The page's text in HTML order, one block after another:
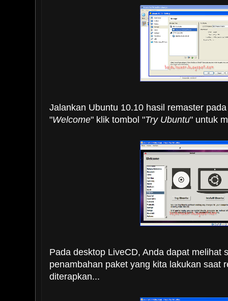
Jalankan Ubuntu 10.10 hasil remaster
"Welcome" klik tombol "Try Ubuntu" untuk
Pada desktop LiveCD, Anda dapat melihat
penambahan paket yang kita lakukan saat
diterapkan...